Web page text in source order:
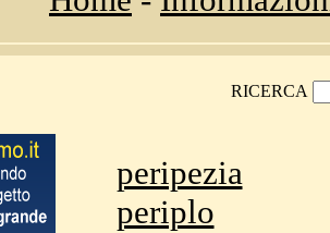
RICERCA
peripezia
periplo